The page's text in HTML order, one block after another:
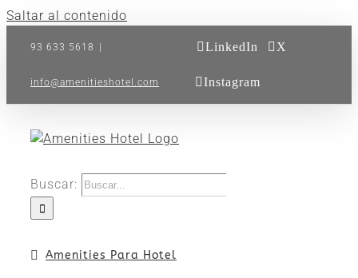
Saltar al contenido
93 633 5618
info@amenitieshotel.com
LinkedIn X
Instagram
Buscar:
Amenities Para Hotel